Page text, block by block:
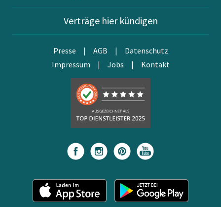
Verträge hier kündigen
Presse | AGB |
Datenschutz
Impressum
| Jobs | Kontakt